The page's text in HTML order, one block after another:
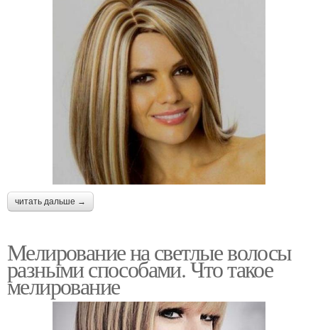
читать дальше →
Мелирование на светлые волосы
разными способами. Что такое
мелирование